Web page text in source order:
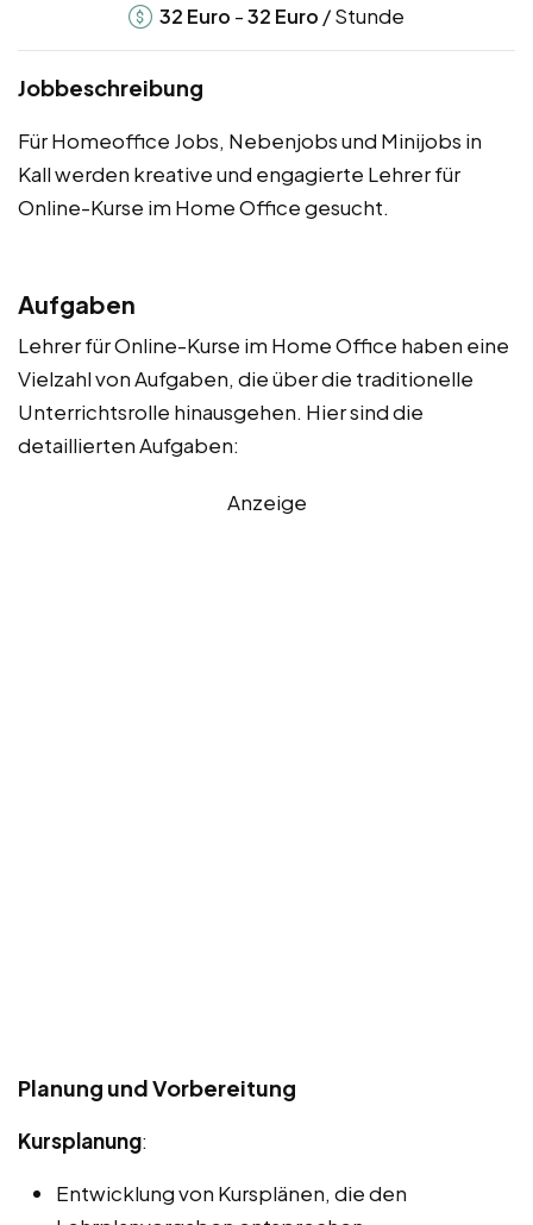
32 Euro -32 Euro / Stunde
Jobbeschreibung
Für Homeoffice Jobs, Nebenjobs und Minijobs in
Kall werden kreative und engagierte Lehrer für
Online-Kurse im Home Office gesucht.
Aufgaben
Lehrer für Online-Kurse im Home Office haben eine
Vielzahl von Aufgaben, die über die traditionelle
Unterrichtsrolle hinausgehen. Hier sind die
detaillierten Aufgaben:
Anzeige
Planung und Vorbereitung
Kursplanung:
Entwicklung von Kursplänen, die den